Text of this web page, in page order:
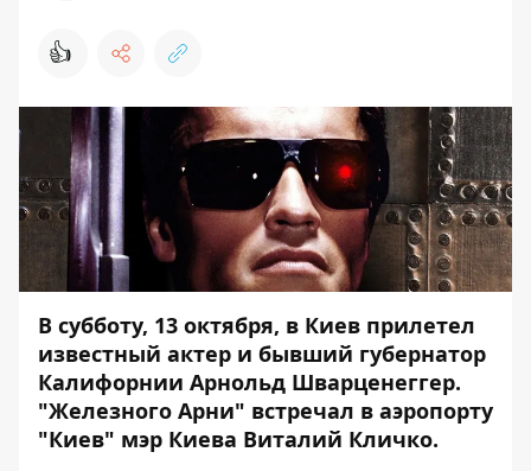
👍
В субботу, 13 октября, в Киев прилетел
известный актер и бывший губернатор
Калифорнии Арнольд Шварценеггер.
"Железного Арни" встречал в аэропорту
"Киев" мэр Киева Виталий Кличко.